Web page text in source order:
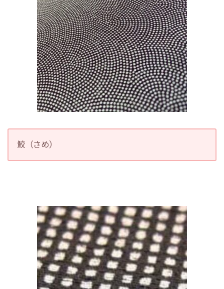
鮫（さめ）